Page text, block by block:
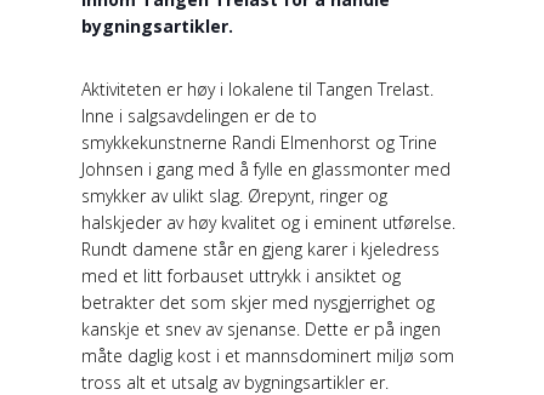
bygningsartikler.
Aktiviteten er høy i lokalene til Tangen Trelast.
Inne i salgsavdelingen er de to
smykkekunstnerne Randi Elmenhorst og Trine
Johnsen i gang med å fylle en glassmonter med
smykker av ulikt slag. Ørepynt, ringer og
halskjeder av høy kvalitet og i eminent utførelse.
Rundt damene står en gjeng karer i kjeledress
med et litt forbauset uttrykk i ansiktet og
betrakter det som skjer med nysgjerrighet og
kanskje et snev av sjenanse. Dette er på ingen
måte daglig kost i et mannsdominert miljø som
tross alt et utsalg av bygningsartikler er.